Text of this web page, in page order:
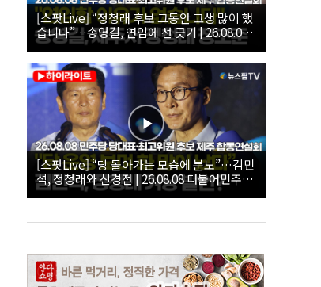
[스팟Live] “정청래 후보 그동안 고생 많이 했
습니다”…송영길, 연임에 선 긋기 | 26.08.08
더불어민주당 당대표·최고위원 후보 제주 합
동연설회
[스팟Live] “당 돌아가는 모습에 분노”…김민
석, 정청래와 신경전 | 26.08.08 더불어민주당
당대표·최고위원 후보 제주 합동연설회